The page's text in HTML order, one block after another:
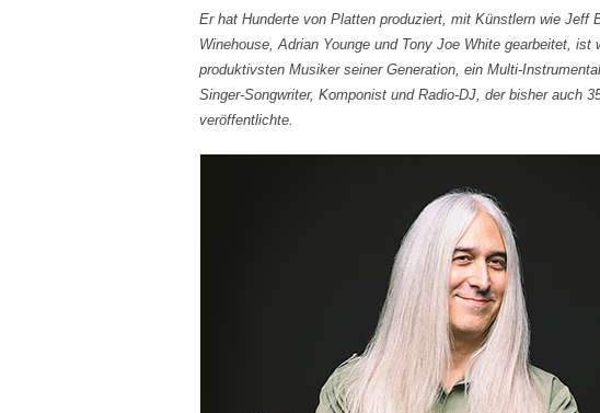
Er hat Hunderte von Platten produziert, mit Künstlern wie Jeff
Winehouse, Adrian Younge und Tony Joe White gearbeitet, ist
produktivsten Musiker seiner Generation, ein Multi-
Singer-Songwriter, Komponist und Radio-DJ, der bisher auch
veröffentlichte.